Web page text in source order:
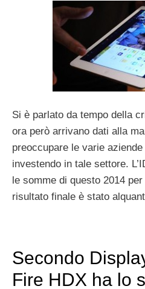
Si è parlato da tempo della
ora però arrivano dati alla
preoccupare le varie
investendo in tale settore.
le somme di questo 2014
risultato finale è stato
Secondo
Fire HDX ha lo